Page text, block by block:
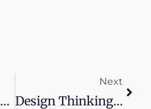
Marketing Digital Para Engajamento E Marca
Next
Design Thinking E Inovação Para O Século XXI